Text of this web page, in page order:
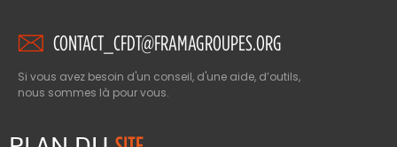
CONTACT_CFDT@FRAMAGROUPES.ORG
Si vous avez besoin d'un conseil, d'une aide, d’outils,
nous sommes là pour vous.